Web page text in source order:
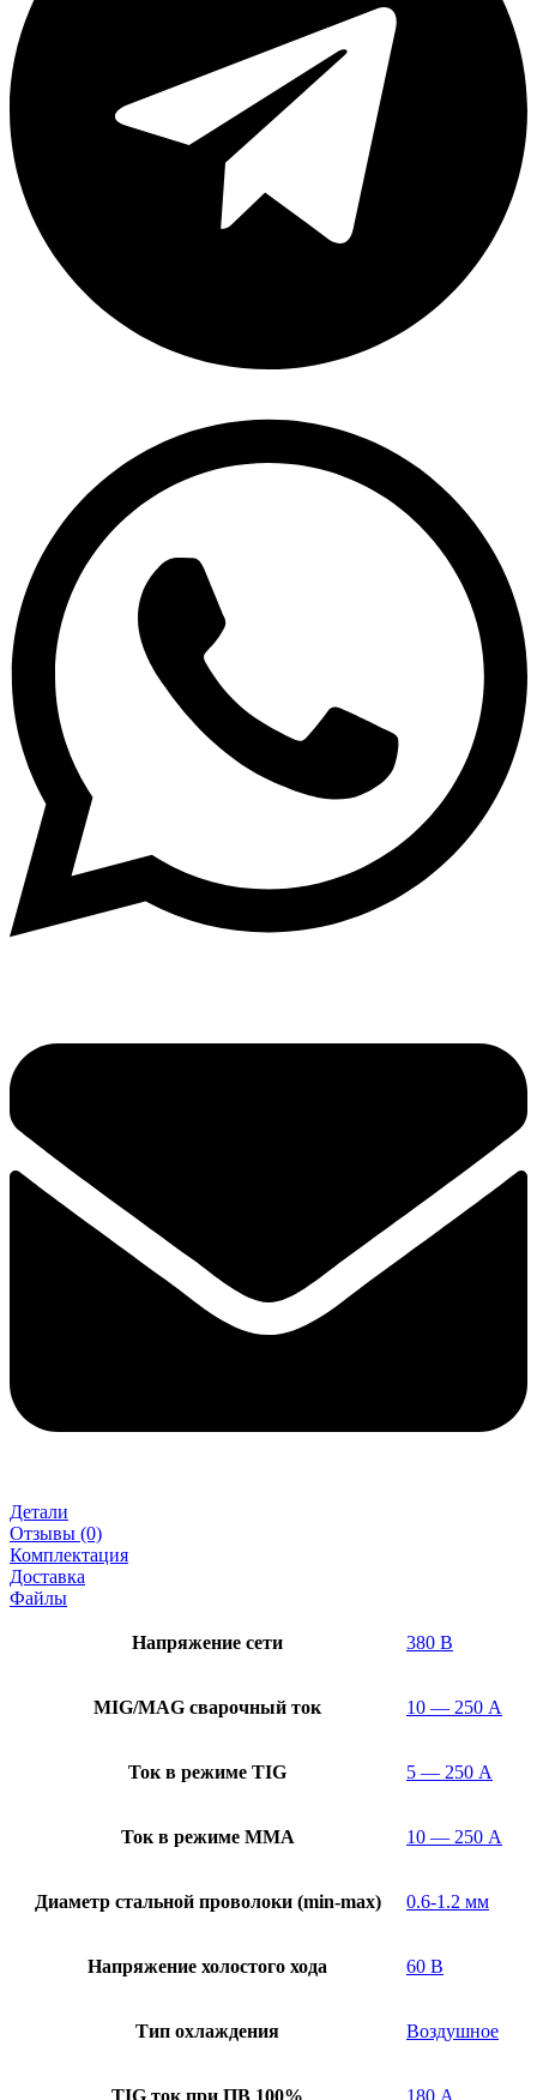
Детали
Отзывы (0)
Комплектация
Доставка
Файлы
Напряжение сети 380 В
MIG/MAG cварочный ток 10 — 250 А
Ток в режиме TIG 5 — 250 А
Ток в режиме ММА 10 — 250 А
Диаметр стальной проволоки (min-max) 0.6-1.2 мм
Напряжение холостого хода 60 В
Тип охлаждения Воздушное